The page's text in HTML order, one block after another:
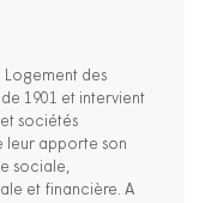
Logement des
1901 et intervient
sociétés
leur apporte son
sociale,
et financière. A